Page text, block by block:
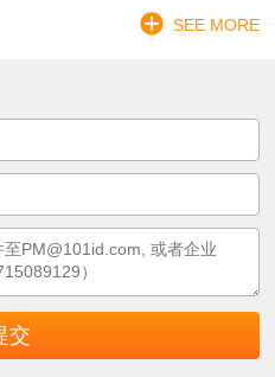
SEE MORE